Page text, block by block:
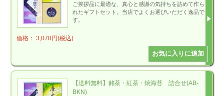
ご挨拶品に最適な、真心と感謝の気持ちを詰めて作ら
れたギフトセット。当店でよくお選びいただく逸品で
す。
価格： 3,078円(税込)
【送料無料】銘茶・紅茶・焼海苔 詰合せ(AB-
BKN)